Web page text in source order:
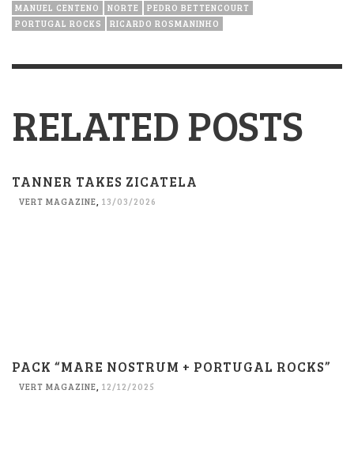
MANUEL CENTENO
NORTE
PEDRO BETTENCOURT
PORTUGAL ROCKS
RICARDO ROSMANINHO
RELATED POSTS
TANNER TAKES ZICATELA
VERT MAGAZINE 13/03/2026
PACK “MARE NOSTRUM + PORTUGAL ROCKS”
VERT MAGAZINE, 12/12/2025